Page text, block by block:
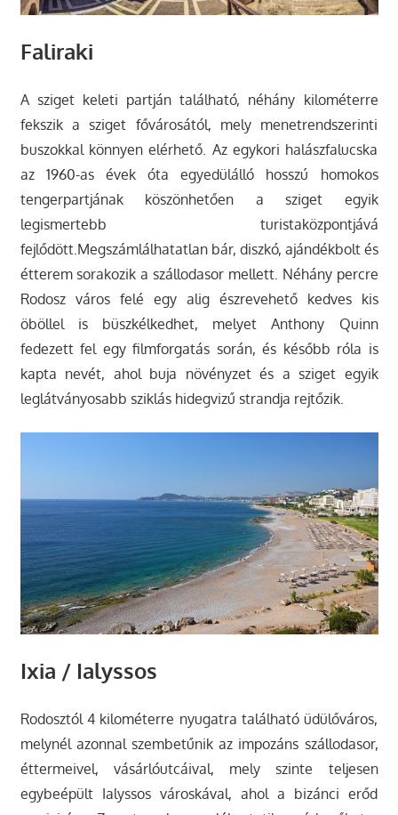
Faliraki
A sziget keleti partján található, néhány kilométerre
fekszik a sziget fővárosától, mely menetrendszerinti
buszokkal könnyen elérhető. Az egykori halászfalucska
az 1960-as évek óta egyedülálló hosszú homokos
tengerpartjának köszönhetően a sziget egyik
legismertebb turistaközpontjává
fejlődött.Megszámlálhatatlan bár, diszkó, ajándékbolt és
étterem sorakozik a szállodasor mellett. Néhány percre
Rodosz város felé egy alig észrevehető kedves kis
öböllel is büszkélkedhet, melyet Anthony Quinn
fedezett fel egy filmforgatás során, és később róla is
kapta nevét, ahol buja növényzet és a sziget egyik
leglátványosabb sziklás hidegvizű strandja rejtőzik.
Ixia / Ialyssos
Rodosztól 4 kilométerre nyugatra található üdülőváros,
melynél azonnal szembetűnik az impozáns szállodasor,
éttermeivel, vásárlóutcáival, mely szinte teljesen
egybeépült Ialyssos városkával, ahol a bizánci erőd